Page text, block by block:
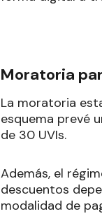
Moratoria
La moratoria
esquema prevé
de 30 UVIs.
Además, el
descuentos
modalidad de